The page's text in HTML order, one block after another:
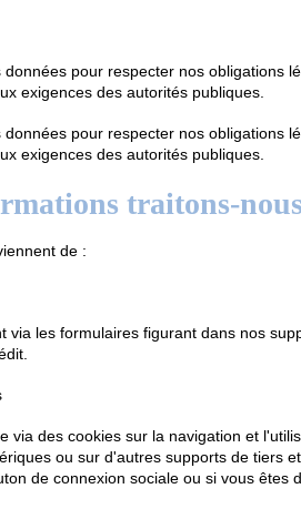
pour respecter nos
exigences des autorités publiques.
pour respecter nos
exigences des autorités publiques.
traitons-
de :
les formulaires figurant dans nos
des cookies sur la navigation et
ou sur d'autres supports de tiers
de connexion sociale ou si vous